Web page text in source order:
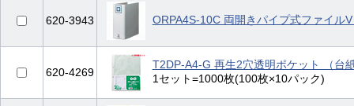
620-3943 ORPA4S-10C 両開きパイプ式ファイル
620-4269
T2DP-A4-G 再生2穴透明ポケット （台
1セット=1000枚(100枚×10パック)